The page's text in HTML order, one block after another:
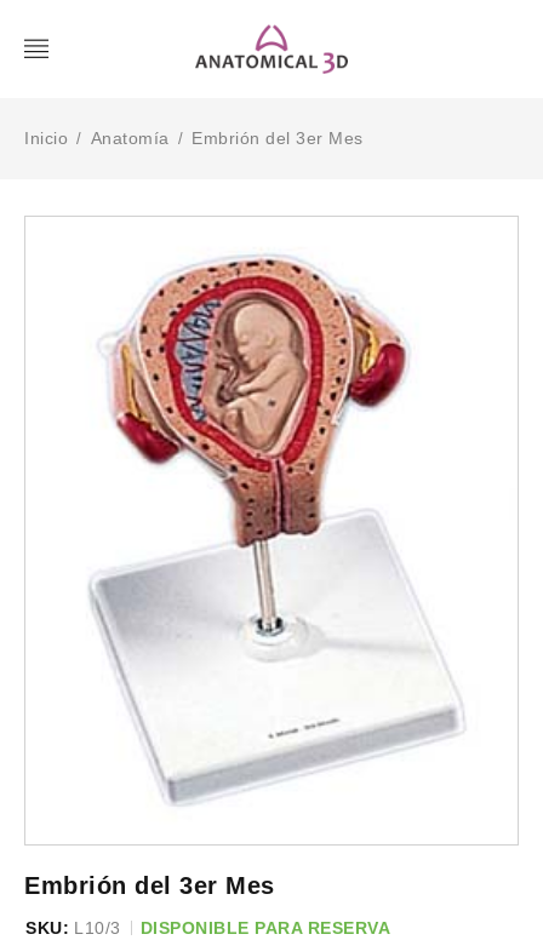
Inicio / Anatomía / Embrión del 3er Mes
Embrión del 3er Mes
SKU: L10/3 DISPONIBLE PARA RESERVA